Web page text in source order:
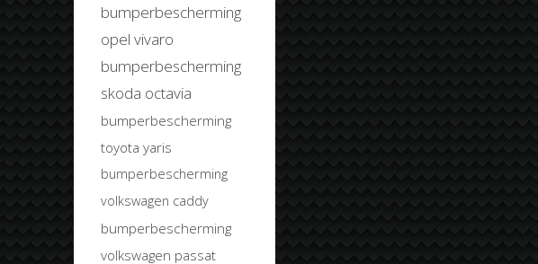
bumperbescherming
opel vivaro
bumperbescherming
skoda octavia
bumperbescherming
toyota yaris
bumperbescherming
volkswagen caddy
bumperbescherming
volkswagen passat